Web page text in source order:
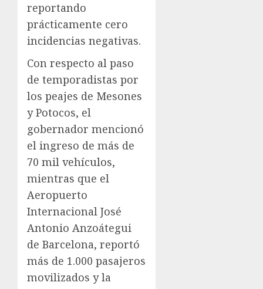
reportando
prácticamente cero
incidencias negativas.
Con respecto al paso
de temporadistas por
los peajes de Mesones
y Potocos, el
gobernador mencionó
el ingreso de más de
70 mil vehículos,
mientras que el
Aeropuerto
Internacional José
Antonio Anzoátegui
de Barcelona, reportó
más de 1.000 pasajeros
movilizados y la